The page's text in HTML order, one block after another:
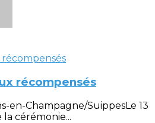
récompensés
en-Champagne/SuippesLe 13
cérémonie...